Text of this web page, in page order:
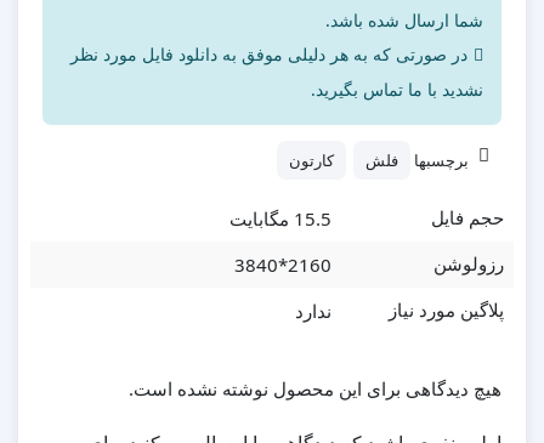
شما ارسال شده باشد.
در صورتی که به هر دلیلی موفق به دانلود فایل مورد نظر
نشدید با ما تماس بگیرید.
برچسبها فلش کارتون
حجم فایل 15.5 مگابایت
رزولوشن 2160*3840
پلاگین مورد نیاز ندارد
هیچ دیدگاهی برای این محصول نوشته نشده است.